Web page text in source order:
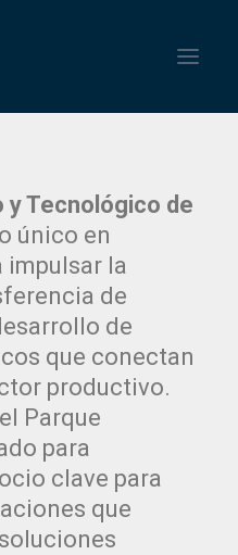
PORTUGUÊS DO BRASIL
Tecnológico de
único en
impulsar la
de
de
que conectan
productivo.
Parque
para
clave para
que